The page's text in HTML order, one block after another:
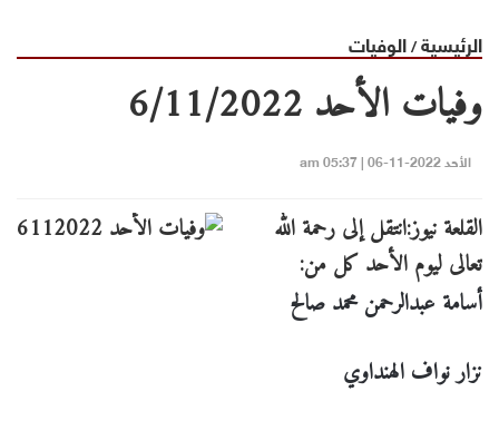
الرئيسية/الوفيات
وفيات الأحد 6/11/2022
الأحد 2022-11-06 | 05:37 am
القلعة نيوز:انتقل إلى رحمة الله
تعالى ليوم الأحد كل من:
أسامة عبدالرحمن محمد صالح
نزار نواف الهنداوي